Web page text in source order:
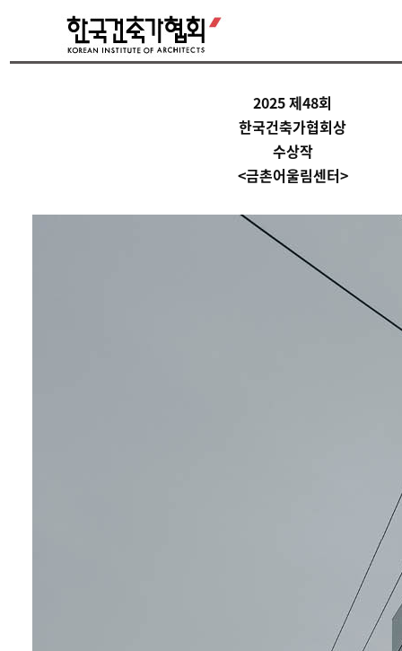
2025 제48회
한국건축가협회상
수상작
<금촌어울림센터>